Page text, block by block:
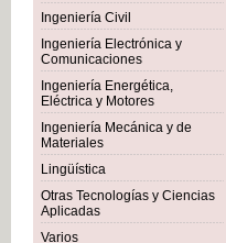
Ingeniería Civil
Ingeniería Electrónica y
Comunicaciones
Ingeniería Energética,
Eléctrica y Motores
Ingeniería Mecánica y de
Materiales
Lingüística
Otras Tecnologías y Ciencias
Aplicadas
Varios